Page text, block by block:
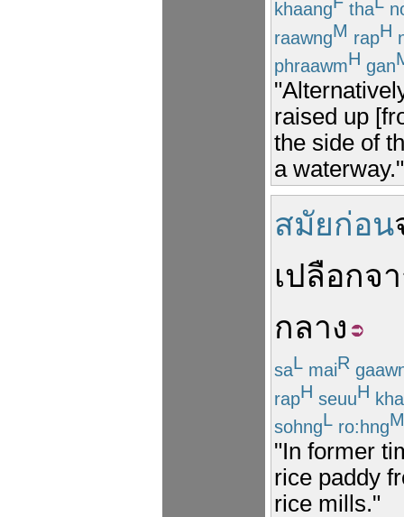
khaang tha
raawngM rapH
phraawmH gan
raised up
the side of
a waterway."
สมัยก่อน
เปลือกจ
กลาง
saL maiR
rapH seuuH
sohngL ro:hngM
"In former
rice paddy
rice mills."